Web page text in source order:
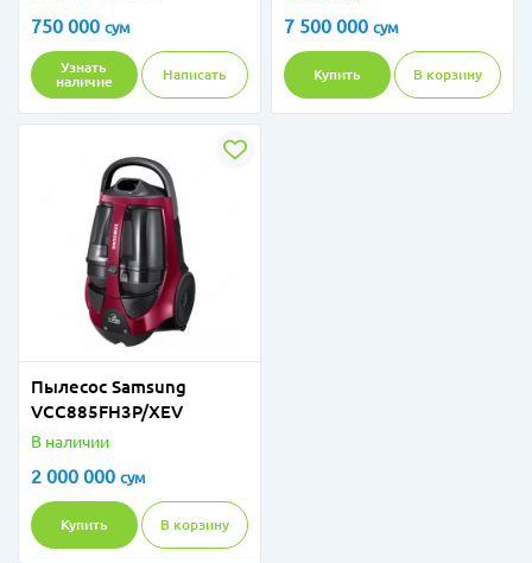
750 000 сум
Узнать
наличие
Написать
7 500 000 сум
Купить В корзину
Пылесос Samsung
VCC885FH3P/XEV
В наличии
2 000 000 сум
Купить В корзину